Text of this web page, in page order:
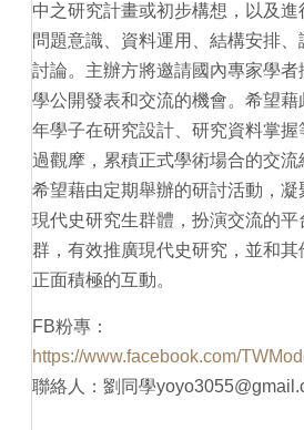
中之研究計畫或初步構想，以及
問題意識、資料運用、結構安排
討論。主辦方將邀請國內專家學者
學公開發表和交流的機會。希望
年學子在研究設計、研究資料掌握
過觀摩，累積正式學術場合的交流
希望藉由定期舉辦的研討活動，凝
現代史研究生群體，扮演交流的
群，有效推廣現代史研究，並和
正面積極的互動。
FB粉專：
https://www.facebook.com/
聯絡人：劉同學